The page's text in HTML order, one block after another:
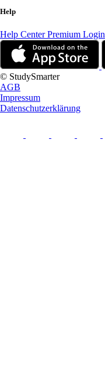
Help
Help CenterPremium Login
© StudySmarter
AGB
Impressum
Datenschutzerklärung